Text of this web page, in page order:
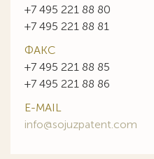
+7 495 221 88 80
+7 495 221 88 81
ФАКС
+7 495 221 88 85
+7 495 221 88 86
E-MAIL
info@sojuzpatent.com